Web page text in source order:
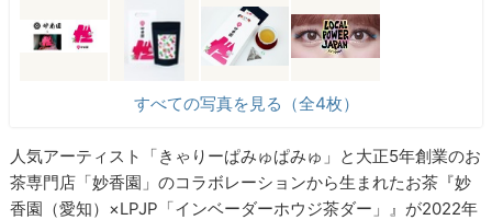
すべての写真を見る（全4枚）
人気アーティスト「きゃりーぱみゅぱみゅ」と大正5年創業のお
茶専門店「妙香園」のコラボレーションから生まれたお茶『妙
香園（愛知）×LPJP「インベーダーホウジ茶ダー」』が2022年